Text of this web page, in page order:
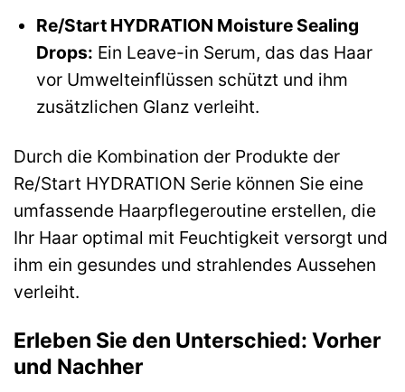
Re/Start HYDRATION Moisture Sealing
Drops: Ein Leave-in Serum, das das Haar
vor Umwelteinflüssen schützt und ihm
zusätzlichen Glanz verleiht.
Durch die Kombination der Produkte der
Re/Start HYDRATION Serie können Sie eine
umfassende Haarpflegeroutine erstellen, die
Ihr Haar optimal mit Feuchtigkeit versorgt und
ihm ein gesundes und strahlendes Aussehen
verleiht.
Erleben Sie den Unterschied: Vorher
und Nachher